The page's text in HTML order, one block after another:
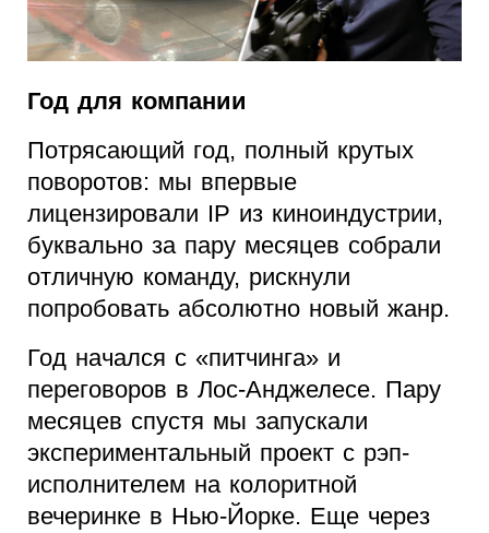
Год для компании
Потрясающий год, полный крутых
поворотов: мы впервые
лицензировали IP из киноиндустрии,
буквально за пару месяцев собрали
отличную команду, рискнули
попробовать абсолютно новый жанр.
Год начался с «питчинга» и
переговоров в Лос-Анджелесе. Пару
месяцев спустя мы запускали
экспериментальный проект с рэп-
исполнителем на колоритной
вечеринке в Нью-Йорке. Еще через